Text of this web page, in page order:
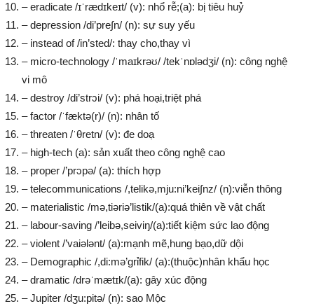
– eradicate /ɪˈrædɪkeɪt/ (v): nhổ rễ;(a): bị tiêu huỷ
– depression /di’pre∫n/ (n): sự suy yếu
– instead of /in’sted/: thay cho,thay vì
– micro-technology /ˈmaɪkrəʊ/ /tekˈnɒlədʒi/ (n): công nghệ
vi mô
– destroy /di’strɔi/ (v): phá hoại,triệt phá
– factor /ˈfæktə(r)/ (n): nhân tố
– threaten /ˈθretn/ (v): đe doạ
– high-tech (a): sản xuất theo công nghệ cao
– proper /’prɔpə/ (a): thích hợp
– telecommunications /,telikə,mju:ni’kei∫nz/ (n):viễn thông
– materialistic /mə,tiəriə’listik/(a):quá thiên về vật chất
– labour-saving /’leibə,seiviŋ/(a):tiết kiệm sức lao động
– violent /’vaiələnt/ (a):mạnh mẽ,hung bạo,dữ dội
– Demographic /,di:mə’grỉfik/ (a):(thuộc)nhân khẩu học
– dramatic /drəˈmætɪk/(a): gây xúc động
– Jupiter /dʒu:pitə/ (n): sao Mộc